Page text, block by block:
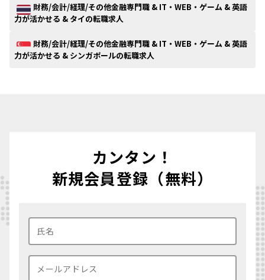
財務/会計/経理/その他金融専門職 & IT・WEB・ゲーム & 英語
力が活かせる & タイの転職求人
財務/会計/経理/その他金融専門職 & IT・WEB・ゲーム & 英語
力が活かせる & シンガポールの転職求人
カンタン！
新規会員登録（無料）